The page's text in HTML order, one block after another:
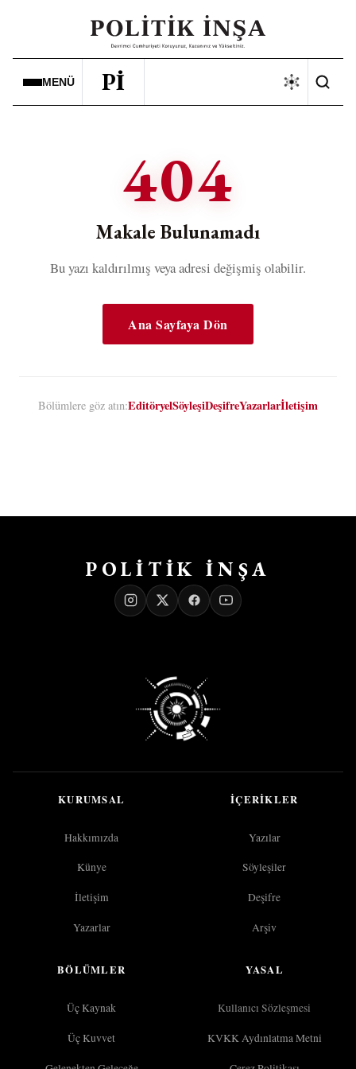
MENÜ Pİ
404
Makale Bulunamadı
Bu yazı kaldırılmış veya adresi değişmiş olabilir.
Ana Sayfaya Dön
Bölümlere göz atın:EditöryelSöyleşiDeşifreYazarlarİletişim
POLİTİK İNŞA
KURUMSAL
Hakkımızda
Künye
İletişim
Yazarlar
İÇERIKLER
Yazılar
Söyleşiler
Deşifre
Arşiv
BÖLÜMLER
Üç Kaynak
Üç Kuvvet
YASAL
Kullanıcı Sözleşmesi
KVKK Aydınlatma Metni